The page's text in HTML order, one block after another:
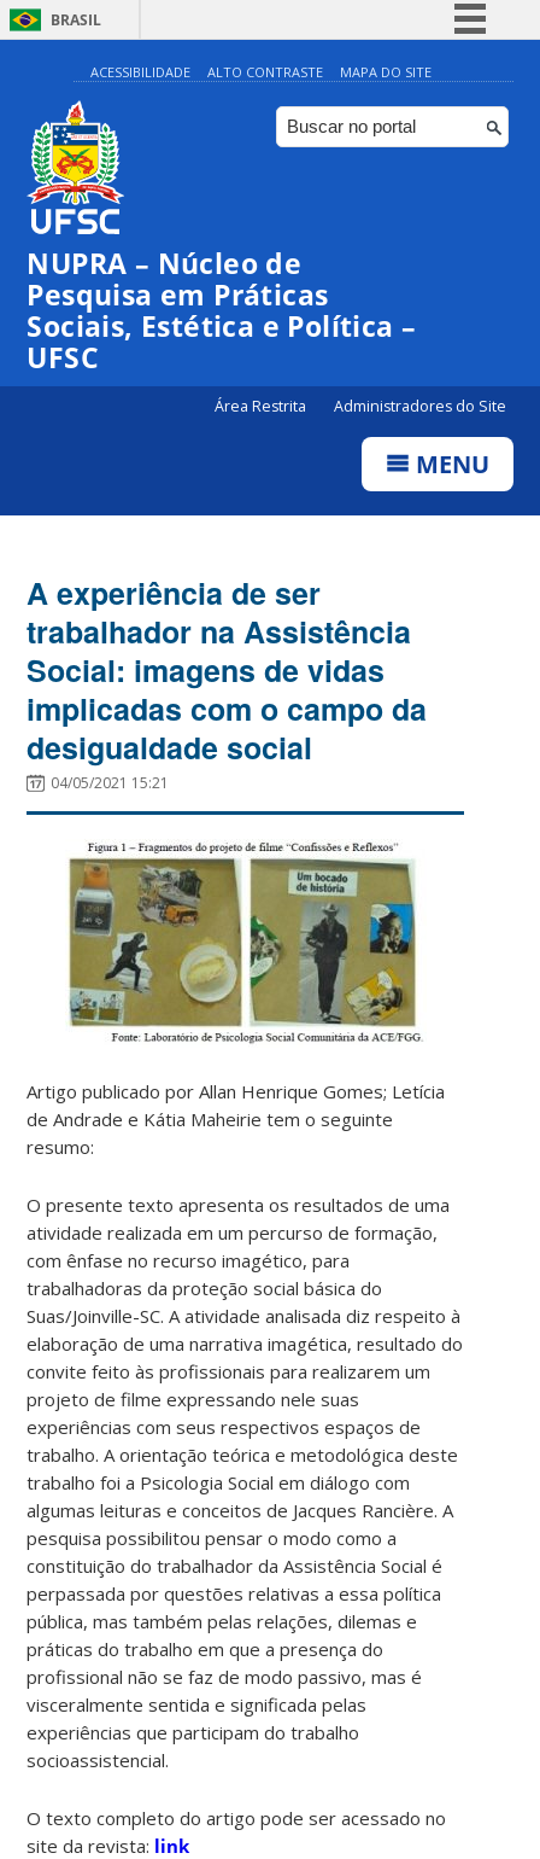
BRASIL
Simplifique!
Comunica BR
Participe
ACESSIBILIDADE ALTO CONTRASTE MAPA DO SITE
NUPRA – Núcleo de
Pesquisa em Práticas
Sociais, Estética e Política –
UFSC
Área Restrita Administradores do Site
MENU
A experiência de ser
trabalhador na Assistência
Social: imagens de vidas
implicadas com o campo da
desigualdade social
04/05/2021 15:21
Artigo publicado por Allan Henrique Gomes; Letícia
de Andrade e Kátia Maheirie tem o seguinte
resumo:
O presente texto apresenta os resultados de uma
atividade realizada em um percurso de formação,
com ênfase no recurso imagético, para
trabalhadoras da proteção social básica do
Suas/Joinville-SC. A atividade analisada diz respeito à
elaboração de uma narrativa imagética, resultado do
convite feito às profissionais para realizarem um
projeto de filme expressando nele suas
experiências com seus respectivos espaços de
trabalho. A orientação teórica e metodológica deste
trabalho foi a Psicologia Social em diálogo com
algumas leituras e conceitos de Jacques Rancière. A
pesquisa possibilitou pensar o modo como a
constituição do trabalhador da Assistência Social é
perpassada por questões relativas a essa política
pública, mas também pelas relações, dilemas e
práticas do trabalho em que a presença do
profissional não se faz de modo passivo, mas é
visceralmente sentida e significada pelas
experiências que participam do trabalho
socioassistencial.
O texto completo do artigo pode ser acessado no
site da revista: link